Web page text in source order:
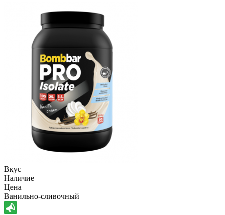
Вкус
Наличие
Цена
Ванильно-сливочный